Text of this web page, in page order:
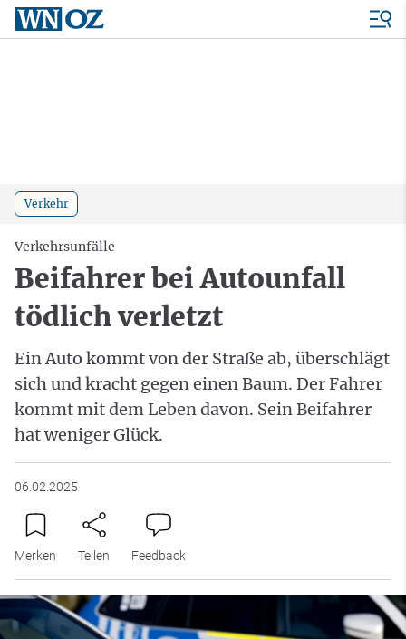
Verkehr
Verkehrsunfälle
Beifahrer bei Autounfall
tödlich verletzt
Ein Auto kommt von der Straße ab, überschlägt
sich und kracht gegen einen Baum. Der Fahrer
kommt mit dem Leben davon. Sein Beifahrer
hat weniger Glück.
06.02.2025
Merken Teilen Feedback